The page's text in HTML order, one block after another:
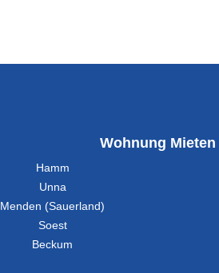
Wohnung Mieten
Hamm
Unna
Menden (Sauerland)
Soest
Beckum